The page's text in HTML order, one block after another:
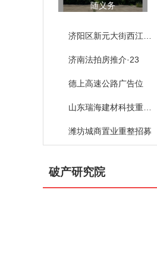
随义务
济南法拍房推介·23
德上高速公路广告位
潍坊城商置业重整招募
破产研究院